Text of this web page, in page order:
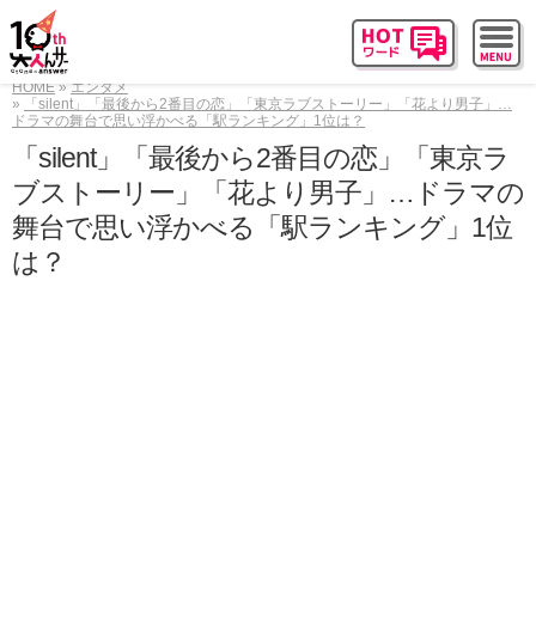
HOME
エンタメ
「silent」「最後から2番目の恋」「東京ラブストーリー」「花より男子」…
ドラマの舞台で思い浮かべる「駅ランキング」1位は？
「silent」「最後から2番目の恋」「東京ラ
ブストーリー」「花より男子」…ドラマの
舞台で思い浮かべる「駅ランキング」1位
は？